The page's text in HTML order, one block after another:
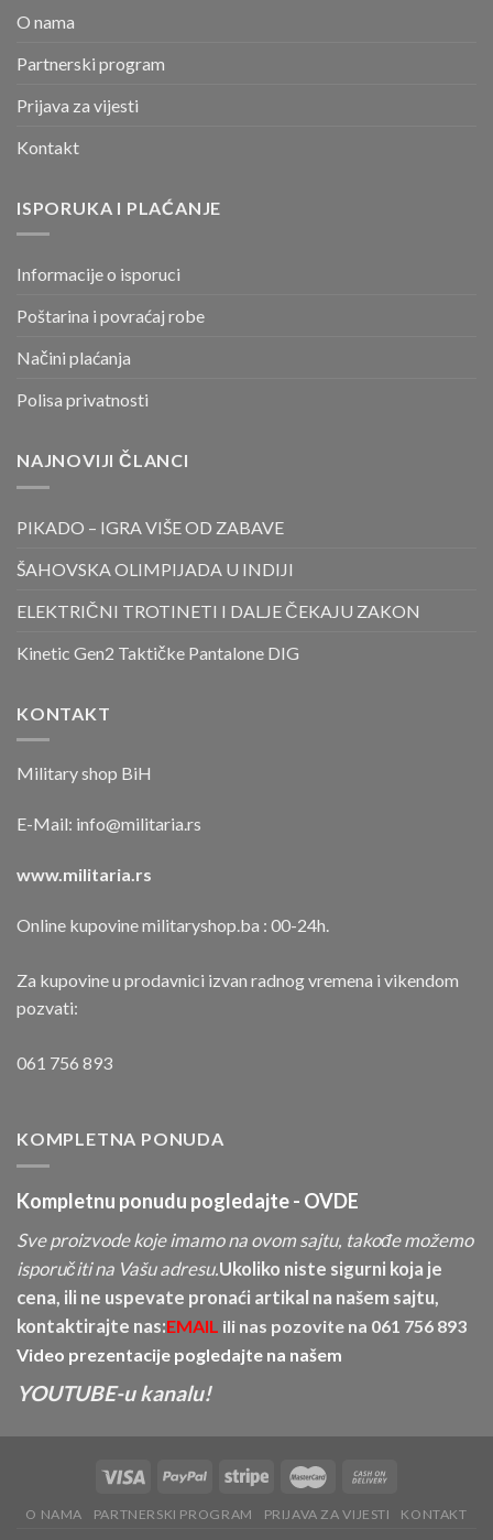
O nama
Partnerski program
Prijava za vijesti
Kontakt
ISPORUKA I PLAĆANJE
Informacije o isporuci
Poštarina i povraćaj robe
Načini plaćanja
Polisa privatnosti
NAJNOVIJI ČLANCI
PIKADO – IGRA VIŠE OD ZABAVE
ŠAHOVSKA OLIMPIJADA U INDIJI
ELEKTRIČNI TROTINETI I DALJE ČEKAJU ZAKON
Kinetic Gen2 Taktičke Pantalone DIG
KONTAKT
Military shop BiH
E-Mail: info@militaria.rs
www.militaria.rs
Online kupovine militaryshop.ba : 00-24h.
Za kupovine u prodavnici izvan radnog vremena i vikendom
pozvati:
061 756 893
KOMPLETNA PONUDA
Kompletnu ponudu pogledajte - OVDE
Sve proizvode koje imamo na ovom sajtu, takođe možemo
isporučiti na Vašu adresu.Ukoliko niste sigurni koja je
cena, ili ne uspevate pronaći artikal na našem sajtu,
kontaktirajte nas:EMAIL ili nas pozovite na 061 756 893
Video prezentacije pogledajte na našem
YOUTUBE-u kanalu!
O NAMA PARTNERSKI PROGRAM PRIJAVA ZA VIJESTI KONTAKT